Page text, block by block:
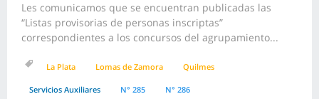
Les comunicamos que se encuentran publicadas las
“Listas provisorias de personas inscriptas”
correspondientes a los concursos del agrupamiento...
La Plata Lomas de Zamora Quilmes
Servicios Auxiliares N° 285 N° 286